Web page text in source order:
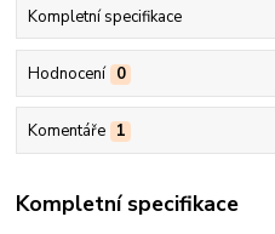
Kompletní specifikace
Hodnocení 0
Komentáře 1
Kompletní specifikace